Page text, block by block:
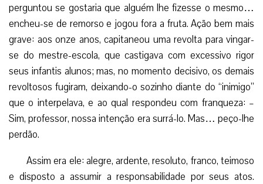
perguntou se gostaria que alguém lhe fizesse o mesmo…
encheu-se de remorso e jogou fora a fruta. Ação bem mais
grave: aos onze anos, capitaneou uma revolta para vingar-
se do mestre-escola, que castigava com excessivo rigor
seus infantis alunos; mas, no momento decisivo, os demais
revoltosos fugiram, deixando-o sozinho diante do “inimigo”
que o interpelava, e ao qual respondeu com franqueza: –
Sim, professor, nossa intenção era surrá-lo. Mas… peço-lhe
perdão.
Assim era ele: alegre, ardente, resoluto, franco, teimoso
e disposto a assumir a responsabilidade por seus atos.